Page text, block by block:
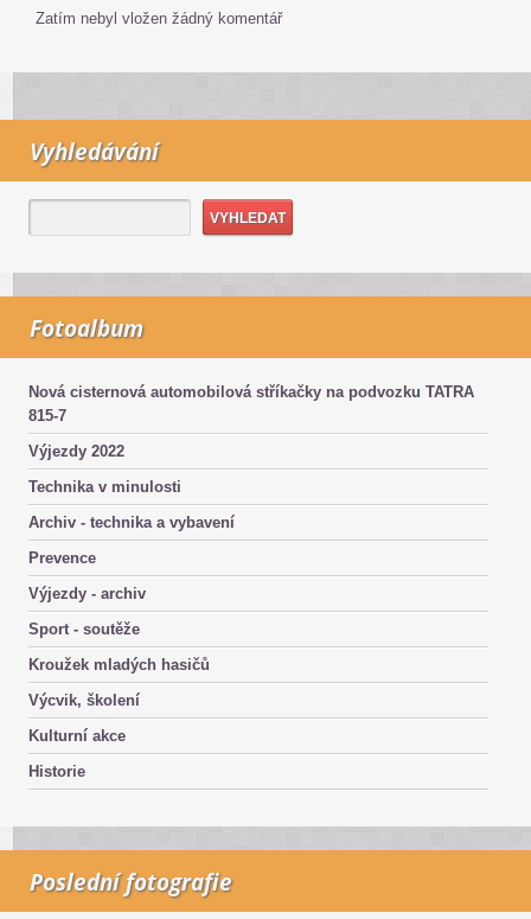
Zatím nebyl vložen žádný komentář
Vyhledávání
Fotoalbum
Nová cisternová automobilová stříkačky na podvozku TATRA
815-7
Výjezdy 2022
Technika v minulosti
Archiv - technika a vybavení
Prevence
Výjezdy - archiv
Sport - soutěže
Kroužek mladých hasičů
Výcvik, školení
Kulturní akce
Historie
Poslední fotografie